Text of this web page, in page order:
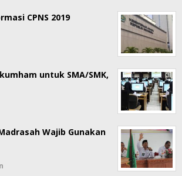
CPNS 2019
untuk SMA/SMK,
Wajib Gunakan